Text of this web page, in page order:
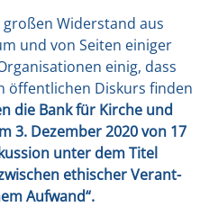
Wider­stand aus
und von Sei­ten eini­ger
einig, dass
öffent­li­chen Dis­kurs fin­den
die Bank für Kir­che und
3. Dezem­ber 2020 von 17
unter dem Titel
ethi­scher Ver­ant­
Auf­wand“.